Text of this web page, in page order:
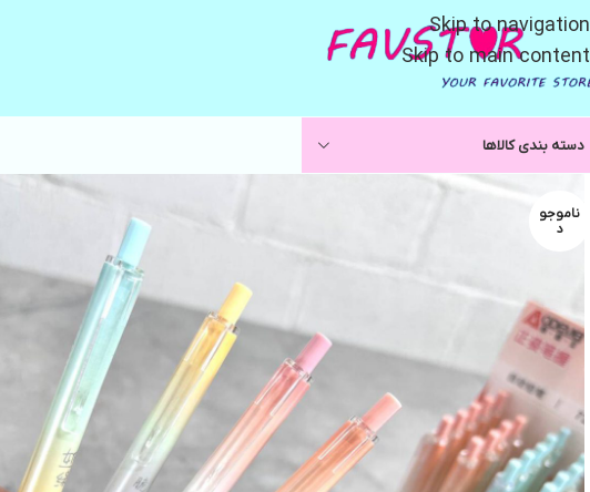
Skip to navigation
Skip to main content
دسته بندی کالاها
ناموجو
د